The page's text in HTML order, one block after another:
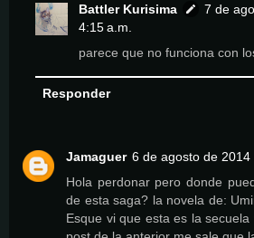
Battler Kurisima
7 de
4:15 a.m.
parece que no funciona con
Responder
Jamaguer 6 de agosto de 2014
Hola perdonar pero donde
de esta saga? la novela de:
Esque vi que esta es la